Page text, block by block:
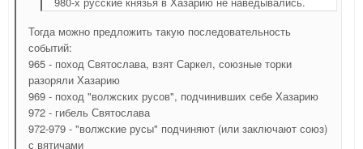
Тогда можно предложить такую последовательность
событий:
965 - поход Святослава, взят Саркел, союзные торки
разоряли Хазарию
969 - поход "волжских русов", подчинивших себе Хазарию
972 - гибель Святослава
972-979 - "волжские русы" подчиняют (или заключают союз)
с вятичами